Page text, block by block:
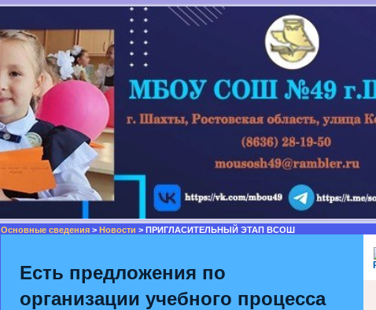
Основные сведения > Новости > ПРИГЛАСИТЕЛЬНЫЙ ЭТАП ВСОШ
Есть предложения по
организации учебного процесса